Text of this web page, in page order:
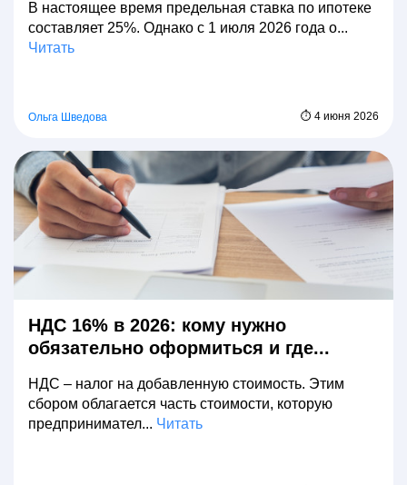
В настоящее время предельная ставка по ипотеке
составляет 25%. Однако с 1 июля 2026 года о...
Читать
Ольга Шведова ⏱ 4 июня 2026
НДС 16% в 2026: кому нужно
обязательно оформиться и где...
НДС – налог на добавленную стоимость. Этим
сбором облагается часть стоимости, которую
предпринимател... Читать